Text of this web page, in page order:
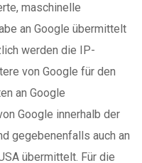
maschinelle
an Google übermittelt
werden die IP-
von Google für den
an Google
Google innerhalb der
gegebenenfalls auch an
übermittelt. Für die